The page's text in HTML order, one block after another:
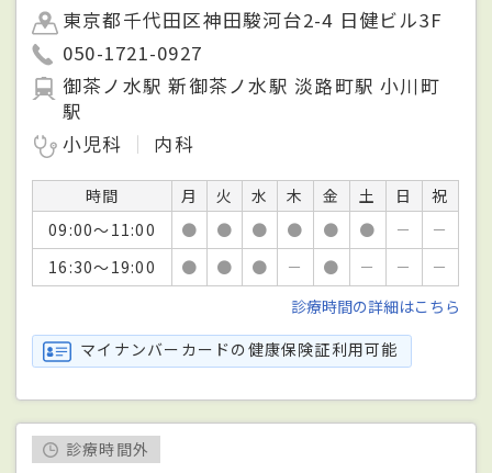
東京都千代田区神田駿河台2-4 日健ビル3F
050-1721-0927
御茶ノ水駅 新御茶ノ水駅 淡路町駅 小川町
駅
小児科
内科
時間 月 火 水 木 金 土 日
祝
09:00～11:00
● ● ● ● ● ● －
－
16:30～19:00
● ● ● － ● － －
－
診療時間の詳細はこちら
マイナンバーカードの健康保険証利用可能
診療時間外